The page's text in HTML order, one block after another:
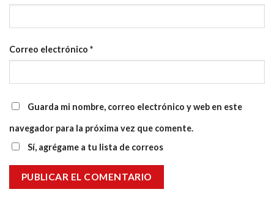
Correo electrónico *
Guarda mi nombre, correo electrónico y web en este
navegador para la próxima vez que comente.
Sí, agrégame a tu lista de correos